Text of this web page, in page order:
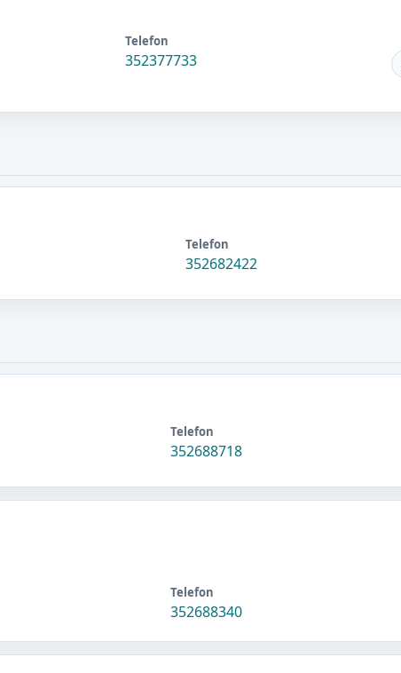
Telefon
352377733
Telefon
352682422
Telefon
352688718
Telefon
352688340